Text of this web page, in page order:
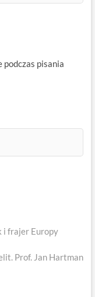
pisania
i frajer Europy
Prof. Jan Hartman